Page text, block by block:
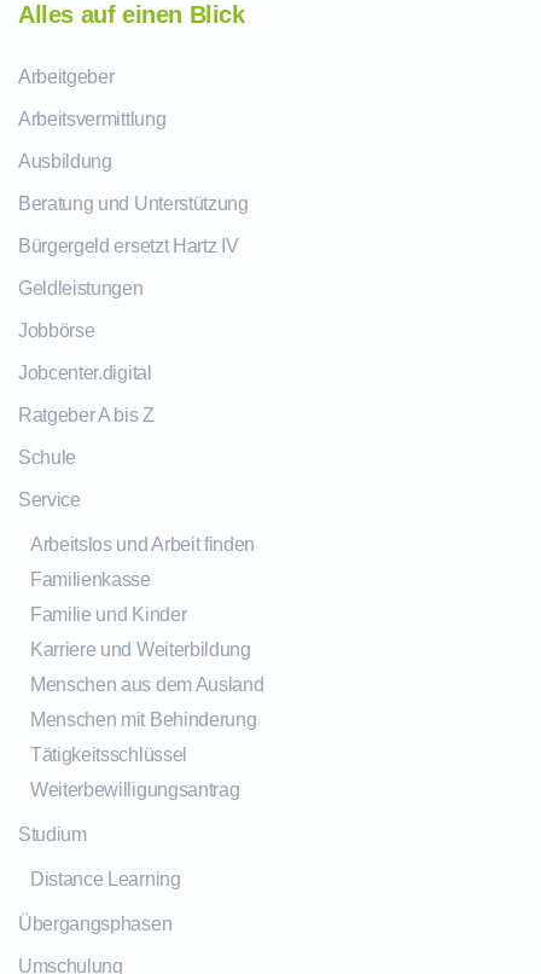
Alles auf einen Blick
Arbeitgeber
Arbeitsvermittlung
Ausbildung
Beratung und Unterstützung
Bürgergeld ersetzt Hartz IV
Geldleistungen
Jobbörse
Jobcenter.digital
Ratgeber A bis Z
Schule
Service
Arbeitslos und Arbeit finden
Familienkasse
Familie und Kinder
Karriere und Weiterbildung
Menschen aus dem Ausland
Menschen mit Behinderung
Tätigkeitsschlüssel
Weiterbewilligungsantrag
Studium
Distance Learning
Übergangsphasen
Umschulung